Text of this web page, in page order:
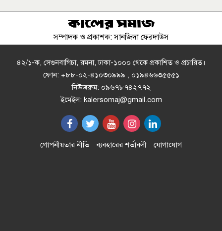
এসএসসির ফল ১০ আগস্ট, দেখবেন
ইলিয়াস আলী গুম: নতুন মামলা হিসেবে
তদন্তের সিদ্ধান্ত ট্রাইব্যুনালের
প্রথম শ্রেণিতে ভর্তি লটারিতে, পরীক্ষা হবে
দ্বিতীয় থেকে নবম শ্রেণিতে
সম্পাদক ও প্রকাশক: সানজিদা ফেরদাউস
৪২/১-ক, সেগুনবাগিচা, রমনা, ঢাকা-১০০০ থেকে প্রকাশিত ও প্রচারিত।
ফোন: +৮৮-০২-৪১০৩০৯৯৯ , ০১৯৪৬৬৩৫৫৫১
নিউজরুম: ০৯৬৭৮৭৪২৭৭২
ইমেইল: kalersomaj@gmail.com
গোপনীয়তার নীতি ব্যবহারের শর্তাবলী যোগাযোগ